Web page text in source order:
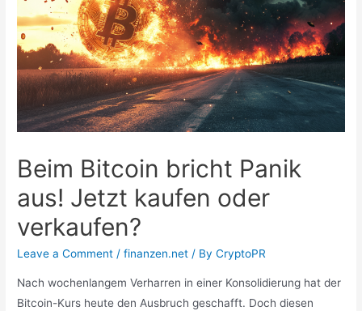
Beim Bitcoin bricht Panik
aus! Jetzt kaufen oder
verkaufen?
Leave a Comment /finanzen.net / ByCryptoPR
Nach wochenlangem Verharren in einer Konsolidierung hat der
Bitcoin-Kurs heute den Ausbruch geschafft. Doch diesen